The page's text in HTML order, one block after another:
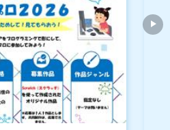
業様からの物資提供のお願い